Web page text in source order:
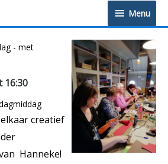
Menu
Menu
- met
16:30
creatief
Hanneke!